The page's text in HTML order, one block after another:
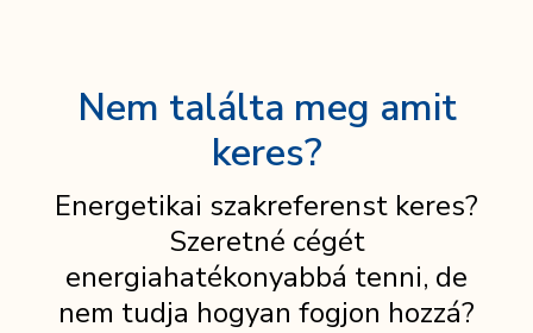
Nem találta meg amit
keres?
Energetikai szakreferenst keres?
Szeretné cégét
energiahatékonyabbá tenni, de
nem tudja hogyan fogjon hozzá?